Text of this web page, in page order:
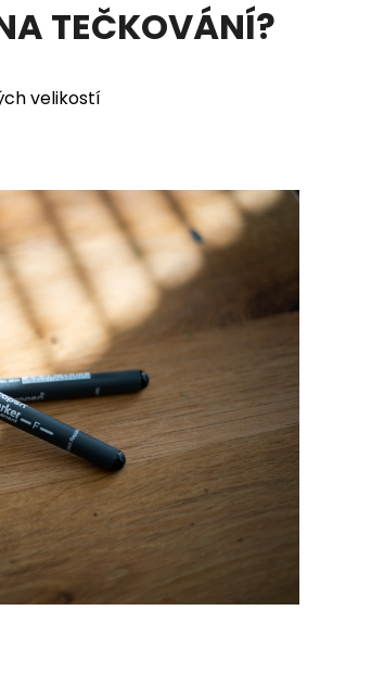
TEČKOVÁNÍ?
velikostí